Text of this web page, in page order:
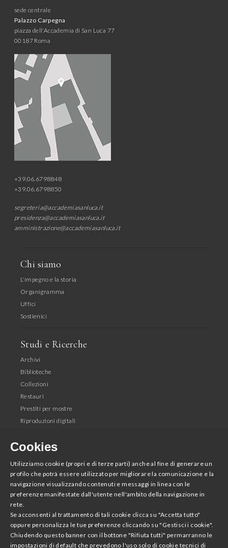
sede centrale
Palazzo Carpegna
piazza dell'Accademia di San Luca 77
00187 Roma
+39.06.6798848
+39.06.6798850
segreteria@accademiasanluca.it
presidenza@accademiasanluca.it
amministrazione@accademiasanluca.it
Chi siamo
L'impegno e la storia
Organigramma
Uffici
Sostienici
Studi e Ricerche
Archivi
Biblioteche
Collezioni
Restauri
Prestiti per mostre
Riproduzioni digitali
Seguici
Facebook
Instagram
Twitter
Scarica la App
Cookies
Utilizziamo cookie (propri e di terze parti) anche al fine di generare un
profilo che potrà essere utilizzato per migliorare la comunicazione e la
navigazione visualizzando contenuti e messaggi in linea con le
preferenze manifestate dall'utente nell'ambito della navigazione in
rete.
Se acconsenti al trattamento di tali cookie clicca su "Accetta tutto"
oppure personalizza le tue preferenze cliccando su "Gestisci i cookie".
Chiudendo questo banner con il bottone "Rifiuta tutti" permarranno le
impostazioni di default che prevedono l'uso solo di cookie tecnici di